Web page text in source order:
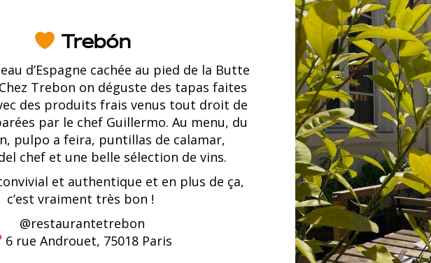
Trebón
d’Espagne cachée au pied de la Butte
Trebon on déguste des tapas faites
des produits frais venus tout droit de
par le chef Guillermo. Au menu, du
pulpo a feira, puntillas de calamar,
chef et une belle sélection de vins.
et authentique et en plus de ça,
c’est vraiment très bon !
@restaurantetrebon
6 rue Androuet, 75018 Paris